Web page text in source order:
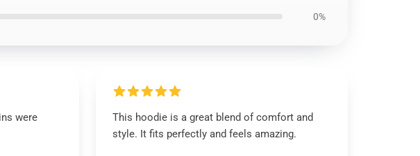
0%
were
This hoodie is a great blend of comfort and
style. It fits perfectly and feels amazing.